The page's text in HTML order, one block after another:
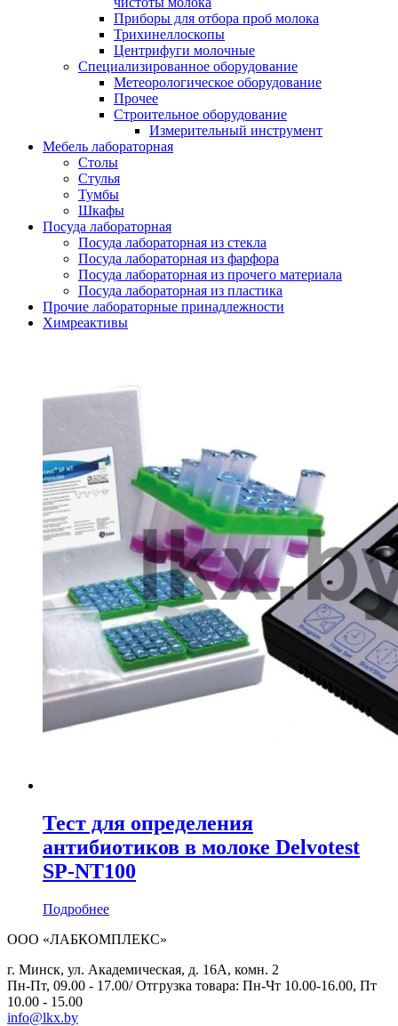
Приборы для отбора проб молока
Трихинеллоскопы
Центрифуги молочные
Специализированное оборудование
Метеорологическое оборудование
Прочее
Строительное оборудование
Измерительный инструмент
Мебель лабораторная
Столы
Стулья
Тумбы
Шкафы
Посуда лабораторная
Посуда лабораторная из стекла
Посуда лабораторная из фарфора
Посуда лабораторная из прочего материала
Посуда лабораторная из пластика
Прочие лабораторные принадлежности
Химреактивы
Тест для определения
антибиотиков в молоке Delvotest
SP-NT100
Подробнее
ООО «ЛАБКОМПЛЕКС»
г. Минск, ул. Академическая, д. 16А, комн. 2
Пн-Пт, 09.00 - 17.00/ Отгрузка товара: Пн-Чт 10.00-16.00, Пт
10.00 - 15.00
info@lkx.by